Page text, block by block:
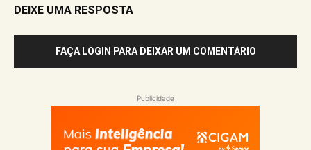
DEIXE UMA RESPOSTA
FAÇA LOGIN PARA DEIXAR UM COMENTÁRIO
Publicidade